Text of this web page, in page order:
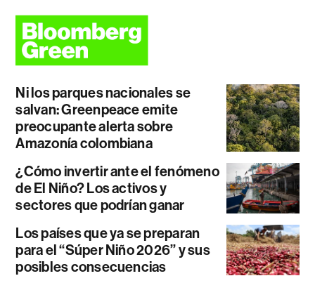
Ni los parques nacionales se
salvan: Greenpeace emite
preocupante alerta sobre
Amazonía colombiana
¿Cómo invertir ante el fenómeno
de El Niño? Los activos y
sectores que podrían ganar
Los países que ya se preparan
para el “Súper Niño 2026” y sus
posibles consecuencias